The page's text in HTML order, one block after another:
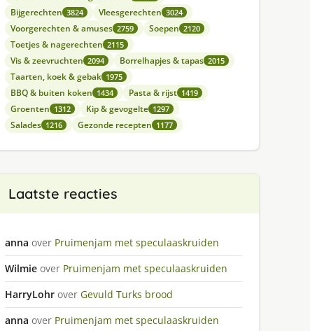
Bijgerechten 3824 Vleesgerechten 3024
Voorgerechten & amuses 2759 Soepen 2120
Toetjes & nagerechten 2115
Vis & zeevruchten 2094 Borrelhapjes & tapas 2015
Taarten, koek & gebak 1975
BBQ & buiten koken 1434 Pasta & rijst 1419
Groenten 1312 Kip & gevogelte 1297
Salades 1216 Gezonde recepten 1177
Laatste reacties
anna over Pruimenjam met speculaaskruiden
Wilmie over Pruimenjam met speculaaskruiden
HarryLohr over Gevuld Turks brood
anna over Pruimenjam met speculaaskruiden